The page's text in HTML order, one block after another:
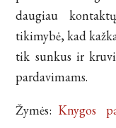
daugiau
tikimybė, kad
tik sunkus ir
pardavimams.
Žymės: Knygos